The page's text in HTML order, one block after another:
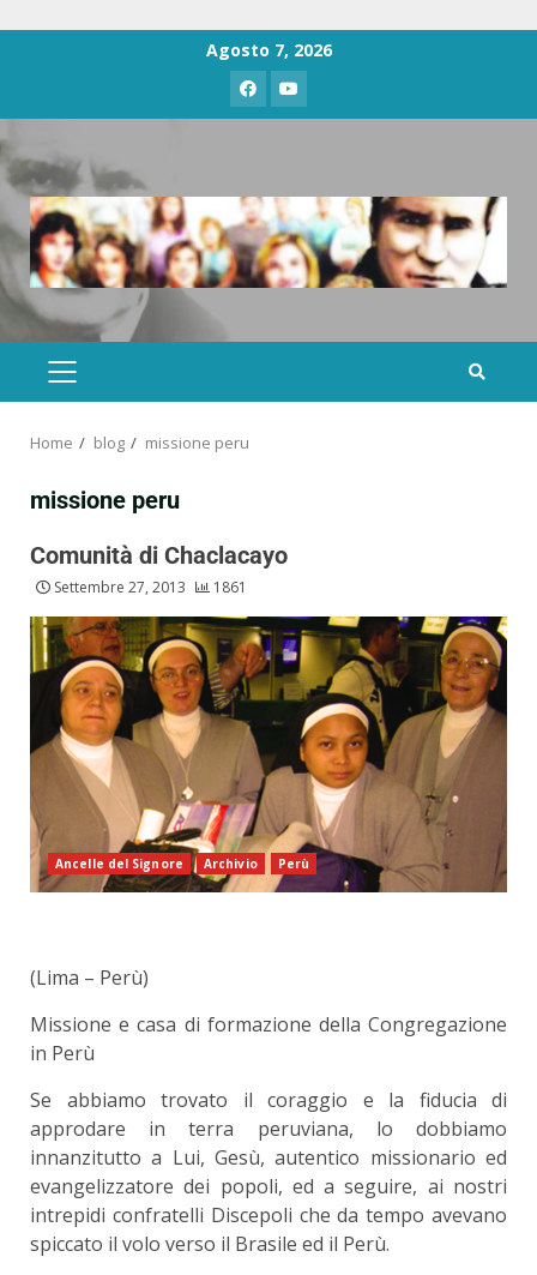
Agosto 7, 2026
Home blog missione peru
missione peru
Comunità di Chaclacayo
Settembre 27, 2013 1861
Ancelle del Signore Archivio Perù
(Lima – Perù)
Missione e casa di formazione della Congregazione
in Perù
Se abbiamo trovato il coraggio e la fiducia di
approdare in terra peruviana, lo dobbiamo
innanzitutto a Lui, Gesù, autentico missionario ed
evangelizzatore dei popoli, ed a seguire, ai nostri
intrepidi confratelli Discepoli che da tempo avevano
spiccato il volo verso il Brasile ed il Perù.